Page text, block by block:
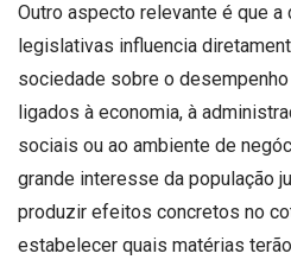
Outro aspecto relevante é que
legislativas influencia
sociedade sobre o
ligados à economia, à
sociais ou ao ambiente de
grande interesse da população
produzir efeitos concretos no
estabelecer quais matérias